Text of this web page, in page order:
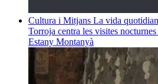
Cultura i Mitjans La vida
Torroja centra les visites
Estany Montanyà